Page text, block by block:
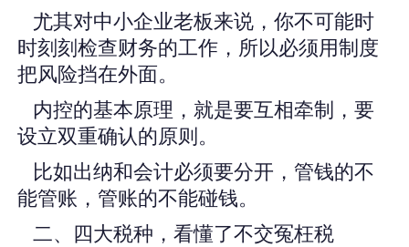
尤其对中小企业老板来说，你不可能时
时刻刻检查财务的工作，所以必须用制度
把风险挡在外面。
内控的基本原理，就是要互相牵制，要
设立双重确认的原则。
比如出纳和会计必须要分开，管钱的不
能管账，管账的不能碰钱。
二、四大税种，看懂了不交冤枉税